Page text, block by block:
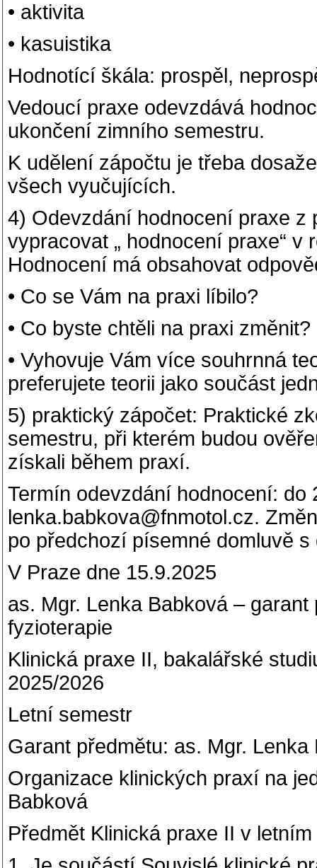
• aktivita
• kasuistika
Hodnotící škála: prospěl,
Vedoucí praxe odevzdává
ukončení zimního semestru.
K udělení zápočtu je třeba
všech vyučujících.
4) Odevzdání hodnocení praxe
vypracovat „ hodnocení praxe“
Hodnocení má obsahovat
• Co se Vám na praxi líbilo?
• Co byste chtěli na praxi změnit?
• Vyhovuje Vám více souhrnná
preferujete teorii jako součást
5) praktický zápočet: Praktické
semestru, při kterém budou
získali během praxí.
Termín odevzdání hodnocení: do
lenka.babkova@fnmotol.cz.
po předchozí písemné domluvě
V Praze dne 15.9.2025
as. Mgr. Lenka Babková –
fyzioterapie
Klinická praxe II, bakalářské
2025/2026
Letní semestr
Garant předmětu: as. Mgr. Lenka
Organizace klinických praxí na
Babková
Předmět Klinická praxe II v